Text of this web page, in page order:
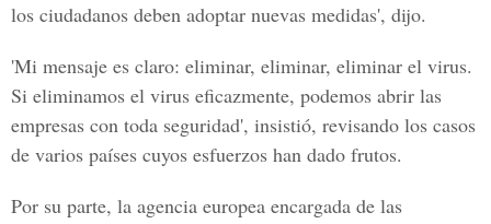
los ciudadanos deben adoptar nuevas medidas', dijo.
'Mi mensaje es claro: eliminar, eliminar, eliminar el virus.
Si eliminamos el virus eficazmente, podemos abrir las
empresas con toda seguridad', insistió, revisando los casos
de varios países cuyos esfuerzos han dado frutos.
Por su parte, la agencia europea encargada de las